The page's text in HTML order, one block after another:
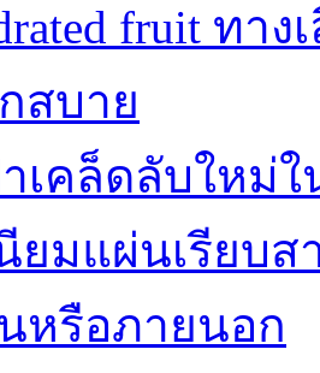
fruit ท
สบาย
เคล็ดลับใหม่
ยมแผ่นเรียบส
หรือภายนอก